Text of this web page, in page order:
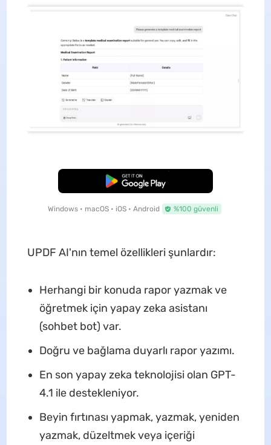
Ücretsiz İndirme
Windows • macOS • iOS • Android %100 güvenli
UPDF AI'nın temel özellikleri şunlardır:
Herhangi bir konuda rapor yazmak ve
öğretmek için yapay zeka asistanı
(sohbet bot) var.
Doğru ve bağlama duyarlı rapor yazımı.
En son yapay zeka teknolojisi olan GPT-
4.1 ile destekleniyor.
Beyin fırtınası yapmak, yazmak, yeniden
yazmak, düzeltmek veya içeriği